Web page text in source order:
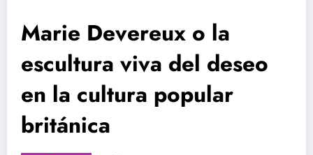
Marie Devereux o la
escultura viva del deseo
en la cultura popular
británica